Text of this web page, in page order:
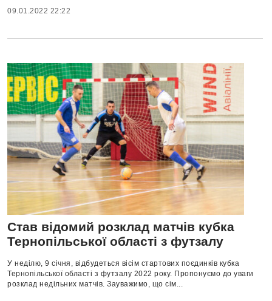
09.01.2022 22:22
Став відомий розклад матчів кубка
Тернопільської області з футзалу
У неділю, 9 січня, відбудеться вісім стартових поєдинків кубка
Тернопільської області з футзалу 2022 року. Пропонуємо до уваги
розклад недільних матчів. Зауважимо, що сім...